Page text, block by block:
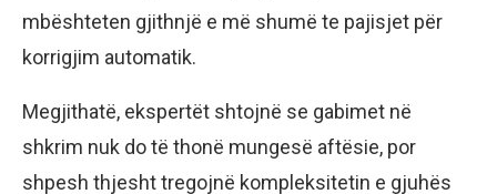
mbështeten gjithnjë e më shumë te pajisjet për
korrigjim automatik.
Megjithatë, ekspertët shtojnë se gabimet në
shkrim nuk do të thonë mungesë aftësie, por
shpesh thjesht tregojnë kompleksitetin e gjuhës